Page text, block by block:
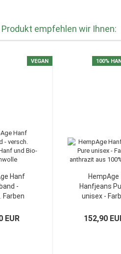
empfehlen wir Ihnen:
VEGAN
Hanf
-
Farben
EUR
100%
HempAge
Hanfjeans
unisex -
152,90